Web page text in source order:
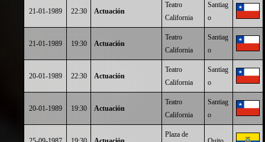
21-01-1989 22:30 Actuación
Teatro
California
Santiag
o
21-01-1989 19:30 Actuación
Teatro
California
Santiag
o
20-01-1989 22:30 Actuación
Teatro
California
Santiag
o
20-01-1989 19:30 Actuación
Teatro
California
Santiag
o
Plaza de